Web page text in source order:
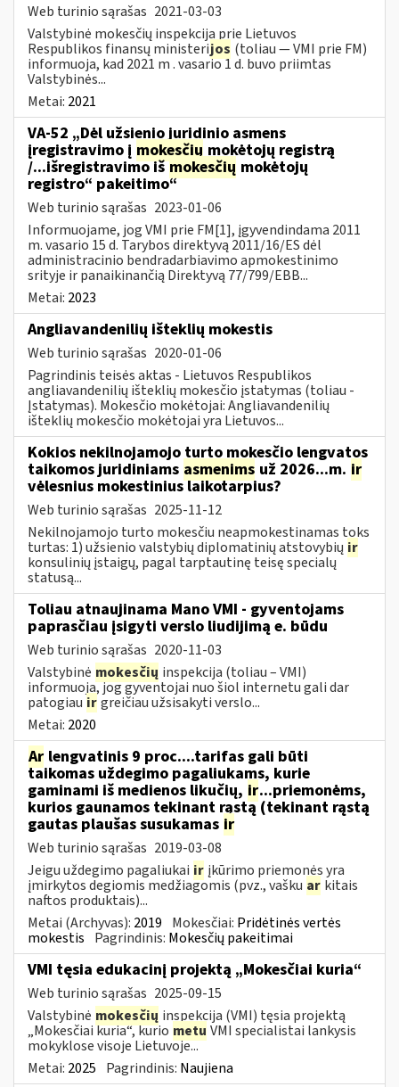
Web turinio sąrašas 2021-03-03
Valstybinė mokesčių inspekcija prie Lietuvos
Respublikos finansų ministerijos (toliau — VMI prie FM)
informuoja, kad 2021 m . vasario 1 d. buvo priimtas
Valstybinės...
Metai: 2021
VA-52 „Dėl užsienio juridinio asmens
įregistravimo į mokesčių mokėtojų registrą
/...išregistravimo išmokesčių mokėtojų
registro“ pakeitimo“
Web turinio sąrašas 2023-01-06
Informuojame, jog VMI prie FM[1], įgyvendindama 2011
m. vasario 15 d. Tarybos direktyvą 2011/16/ES dėl
administracinio bendradarbiavimo apmokestinimo
srityje ir panaikinančią Direktyvą 77/799/EBB...
Metai: 2023
Angliavandenilių išteklių mokestis
Web turinio sąrašas 2020-01-06
Pagrindinis teisės aktas - Lietuvos Respublikos
angliavandenilių išteklių mokesčio įstatymas (toliau -
Įstatymas). Mokesčio mokėtojai: Angliavandenilių
išteklių mokesčio mokėtojai yra Lietuvos...
Kokios nekilnojamojo turto mokesčio lengvatos
taikomos juridiniams asmenims už 2026...m. ir
vėlesnius mokestinius laikotarpius?
Web turinio sąrašas 2025-11-12
Nekilnojamojo turto mokesčiu neapmokestinamas toks
turtas: 1) užsienio valstybių diplomatinių atstovybių ir
konsulinių įstaigų, pagal tarptautinę teisę specialų
statusą...
Toliau atnaujinama Mano VMI - gyventojams
paprasčiau įsigyti verslo liudijimą e. būdu
Web turinio sąrašas 2020-11-03
Valstybinė mokesčių inspekcija (toliau – VMI)
informuoja, jog gyventojai nuo šiol internetu gali dar
patogiau irgreičiau užsisakyti verslo...
Metai: 2020
Ar lengvatinis 9 proc....tarifas gali būti
taikomas uždegimo pagaliukams, kurie
gaminami iš medienos likučių, ir...priemonėms,
kurios gaunamos tekinant rąstą (tekinant rąstą
gautas plaušas susukamas ir
Web turinio sąrašas 2019-03-08
Jeigu uždegimo pagaliukai ir įkūrimo priemonės yra
įmirkytos degiomis medžiagomis (pvz., vašku ar kitais
naftos produktais)...
Metai (Archyvas): 2019 Mokesčiai: Pridėtinės vertės
mokestis Pagrindinis: Mokesčių pakeitimai
VMI tęsia edukacinį projektą „Mokesčiai kuria“
Web turinio sąrašas 2025-09-15
Valstybinė mokesčių inspekcija (VMI) tęsia projektą
„Mokesčiai kuria“, kurio metu VMI specialistai lankysis
mokyklose visoje Lietuvoje...
Metai: 2025 Pagrindinis: Naujiena